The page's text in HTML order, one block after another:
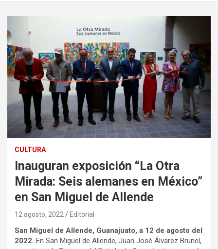
CULTURA
Inauguran exposición “La Otra
Mirada: Seis alemanes en México”
en San Miguel de Allende
12 agosto, 2022 Editorial
San Miguel de Allende, Guanajuato, a 12 de agosto del
2022. En San Miguel de Allende, Juan José Álvarez Brunel,